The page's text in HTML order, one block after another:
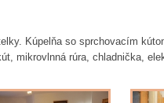
Kúpelňa so sprchovacím
mikrovlnná rúra, chladnička,